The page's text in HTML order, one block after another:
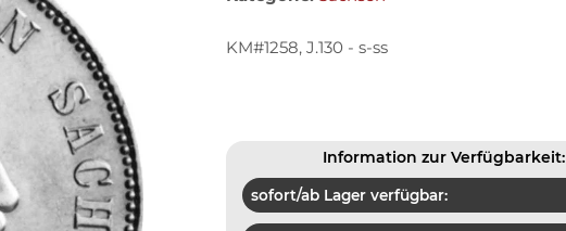
KM#1258, J.130 - s-ss
Information zur Verfügbarkeit:
sofort/ab Lager verfügbar: